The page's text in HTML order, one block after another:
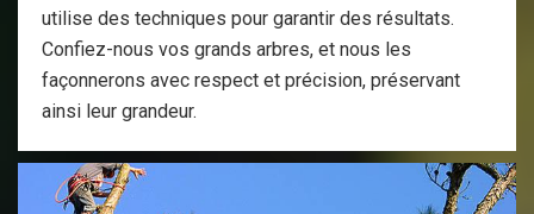
utilise des techniques pour garantir des résultats.
Confiez-nous vos grands arbres, et nous les
façonnerons avec respect et précision, préservant
ainsi leur grandeur.